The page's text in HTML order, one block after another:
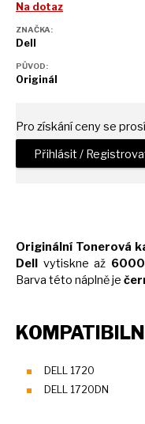
Na dotaz
ZNAČKA:
Dell
PŮVOD:
Originál
Pro získání ceny se
Přihlásit /
Originální Tonerová
Dell vytiskneaž 6000
Barva této náplněje
DELL 1720
DELL 1720DN